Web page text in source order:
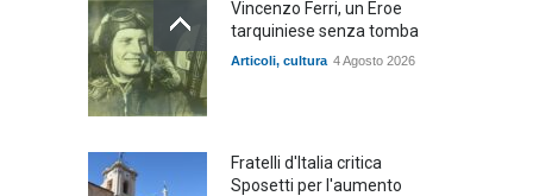
Vincenzo Ferri, un Eroe
tarquiniese senza tomba
Articoli, cultura 4 Agosto 2026
Fratelli d'Italia critica
Sposetti per l'aumento